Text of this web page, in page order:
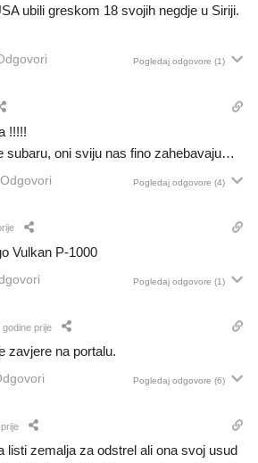
ubili greskom 18 svojih negdje u Siriji.
Pogledaj odgovore (1)
!!!!!
subaru, oni sviju nas fino zahebavaju…
Odgovori Pogledaj odgovore (4)
Vulkan P-1000
Pogledaj odgovore (1)
godine prije
zavjere na portalu.
Pogledaj odgovore (6)
listi zemalja za odstrel ali ona svoj usud